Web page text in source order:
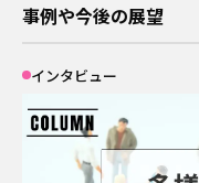
事例や今後の展望
インタビュー